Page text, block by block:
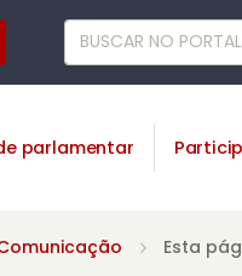
parlamentar
Esta